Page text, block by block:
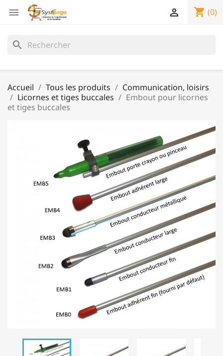
 shopping_cart (0)

search
Accueil Tous les produits
Communication, loisirs
Licornes et tiges buccales
Embout pour licornes
et tiges buccales